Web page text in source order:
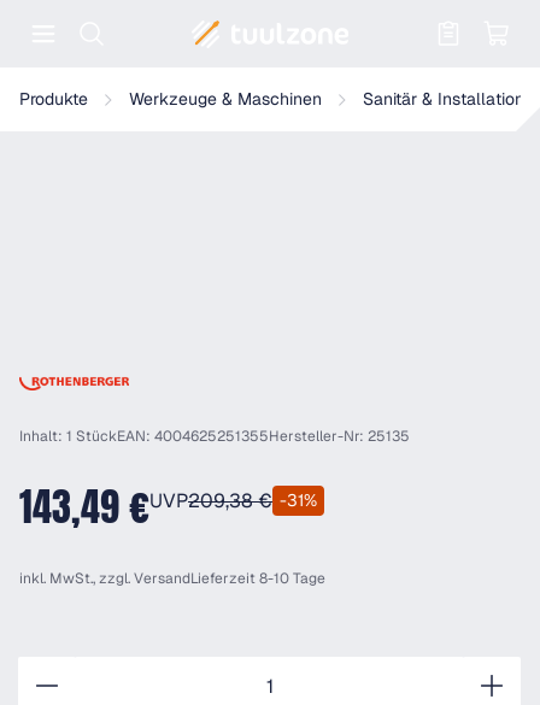
Produkte Werkzeuge & Maschinen Sanitär & Installation
Rothenberger Standard Biegezange, 180°, 15mm
Inhalt: 1 StückEAN: 4004625251355Hersteller-Nr: 25135
143,49 €UVP209,38 € -31%
inkl. MwSt., zzgl.VersandLieferzeit 8-10 Tage